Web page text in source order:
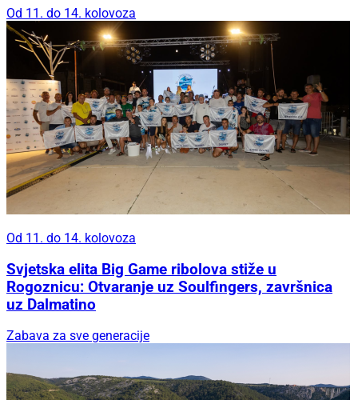
Od 11. do 14. kolovoza
Od 11. do 14. kolovoza
Svjetska elita Big Game ribolova stiže u
Rogoznicu: Otvaranje uz Soulfingers, završnica
uz Dalmatino
Zabava za sve generacije